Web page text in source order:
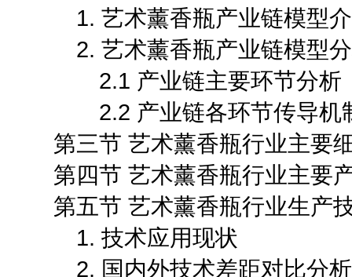
1. 艺术薰香瓶产业链模型
2. 艺术薰香瓶产业链模型
2.1 产业链主要环节分析
2.2 产业链各环节传导机
第三节 艺术薰香瓶行业主要
第四节 艺术薰香瓶行业主要
第五节 艺术薰香瓶行业生产
1. 技术应用现状
2. 国内外技术差距对比分析